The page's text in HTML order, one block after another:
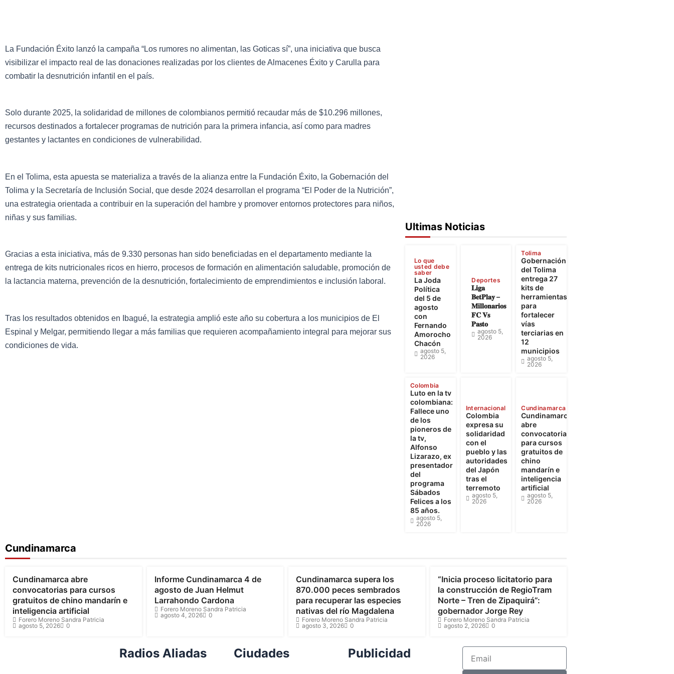
La Fundación Éxito lanzó la campaña “Los rumores no alimentan, las Goticas sí”, una iniciativa que busca
visibilizar el impacto real de las donaciones realizadas por los clientes de Almacenes Éxito y Carulla para
combatir la desnutrición infantil en el país.
Solo durante 2025, la solidaridad de millones de colombianos permitió recaudar más de $10.296 millones,
recursos destinados a fortalecer programas de nutrición para la primera infancia, así como para madres
gestantes y lactantes en condiciones de vulnerabilidad.
En el Tolima, esta apuesta se materializa a través de la alianza entre la Fundación Éxito, la Gobernación del
Tolima y la Secretaría de Inclusión Social, que desde 2024 desarrollan el programa “El Poder de la Nutrición”,
una estrategia orientada a contribuir en la superación del hambre y promover entornos protectores para niños,
niñas y sus familias.
Gracias a esta iniciativa, más de 9.330 personas han sido beneficiadas en el departamento mediante la
entrega de kits nutricionales ricos en hierro, procesos de formación en alimentación saludable, promoción de
la lactancia materna, prevención de la desnutrición, fortalecimiento de emprendimientos e inclusión laboral.
Tras los resultados obtenidos en Ibagué, la estrategia amplió este año su cobertura a los municipios de El
Espinal y Melgar, permitiendo llegar a más familias que requieren acompañamiento integral para mejorar sus
condiciones de vida.
Ultimas Noticias
Lo que
usted debe
saber
La Joda
Política
del 5 de
agosto
con
Fernando
Amorocho
Chacón
agosto 5,
2026
Deportes
𝐋𝐢𝐠𝐚
𝐁𝐞𝐭𝐏𝐥𝐚𝐲 –
𝐌𝐢𝐥𝐥𝐨𝐧𝐚𝐫𝐢𝐨𝐬
𝐅𝐂 𝐕𝐬
𝐏𝐚𝐬𝐭𝐨
agosto 5,
2026
Tolima
Gobernación
del Tolima
entrega 27
kits de
herramientas
para
fortalecer
vías
terciarias en
12
municipios
agosto 5,
2026
Colombia
Luto en la tv
colombiana:
Fallece uno
de los
pioneros de
la tv,
Alfonso
Lizarazo, ex
presentador
del
programa
Sábados
Felices a los
85 años.
agosto 5,
2026
Internacional
Colombia
expresa su
solidaridad
con el
pueblo y las
autoridades
del Japón
tras el
terremoto
agosto 5,
2026
Cundinamarca
Cundinamarca
abre
convocatorias
para cursos
gratuitos de
chino
mandarín e
inteligencia
artificial
agosto 5,
2026
Cundinamarca
Cundinamarca
Cundinamarca abre
convocatorias para cursos
gratuitos de chino mandarín e
inteligencia artificial
Forero Moreno Sandra Patricia
agosto 5, 2026
0
Informe Cundinamarca 4 de
agosto de Juan Helmut
Larrahondo Cardona
Forero Moreno Sandra Patricia
agosto 4, 2026
0
Cundinamarca supera los
870.000 peces sembrados
para recuperar las especies
nativas del río Magdalena
Forero Moreno Sandra Patricia
agosto 3, 2026
0
“Inicia proceso licitatorio para
la construcción de RegioTram
Norte – Tren de Zipaquirá”:
gobernador Jorge Rey
Forero Moreno Sandra Patricia
agosto 2, 2026
0
Radios Aliadas Ciudades Publicidad